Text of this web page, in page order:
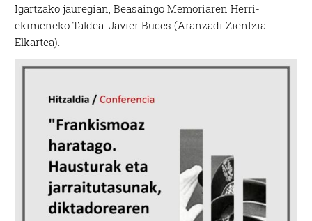
Igartzako jauregian, Beasaingo Memoriaren Herri-
ekimeneko Taldea. Javier Buces (Aranzadi Zientzia
Elkartea).